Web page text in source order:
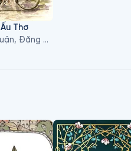
Phạm Lữ Ân) - NXB Hội
- bút danh Phạm Lữ Ân) -
Thơ
Phạm Công Luận, Đặng Nguyễn Đông Vy